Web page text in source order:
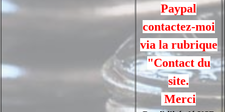
Paypal
contactez-moi
via la rubrique
"Contact du
site.
Merci